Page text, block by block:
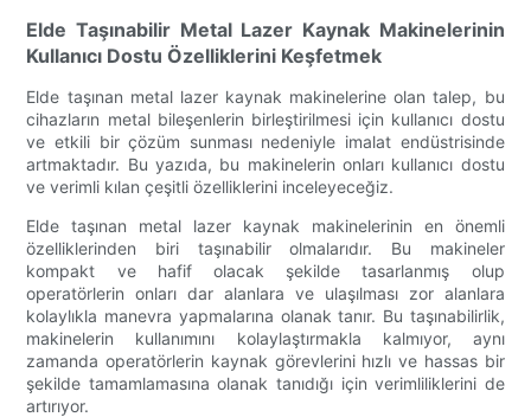
Elde Taşınabilir Metal Lazer Kaynak Makinelerinin
Kullanıcı Dostu Özelliklerini Keşfetmek
Elde taşınan metal lazer kaynak makinelerine olan talep, bu
cihazların metal bileşenlerin birleştirilmesi için kullanıcı dostu
ve etkili bir çözüm sunması nedeniyle imalat endüstrisinde
artmaktadır. Bu yazıda, bu makinelerin onları kullanıcı dostu
ve verimli kılan çeşitli özelliklerini inceleyeceğiz.
Elde taşınan metal lazer kaynak makinelerinin en önemli
özelliklerinden biri taşınabilir olmalarıdır. Bu makineler
kompakt ve hafif olacak şekilde tasarlanmış olup
operatörlerin onları dar alanlara ve ulaşılması zor alanlara
kolaylıkla manevra yapmalarına olanak tanır. Bu taşınabilirlik,
makinelerin kullanımını kolaylaştırmakla kalmıyor, aynı
zamanda operatörlerin kaynak görevlerini hızlı ve hassas bir
şekilde tamamlamasına olanak tanıdığı için verimliliklerini de
artırıyor.